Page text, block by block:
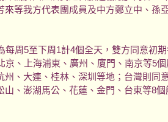
等我方代表團成員及中方鄭立中、孫
每周5至下周1計4個全天，雙方同意初
、上海浦東、廣州、廈門、南京等5個
、大連、桂林、深圳等地；台灣則同
、澎湖馬公、花蓮、金門、台東等8個